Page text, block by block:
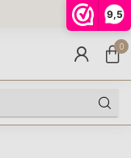
9,5
Voor
huis
9.5
0